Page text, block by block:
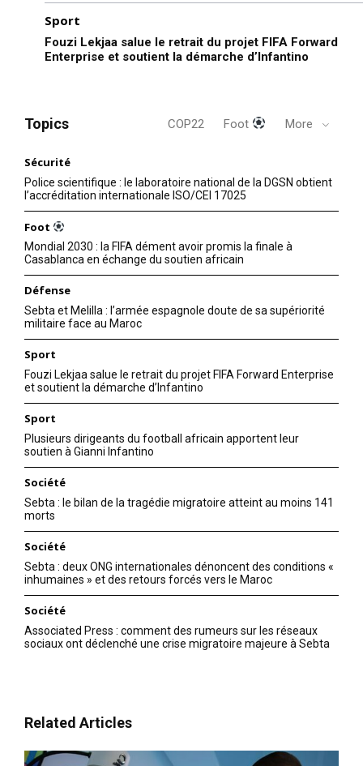
Sport
Fouzi Lekjaa salue le retrait du projet FIFA Forward
Enterprise et soutient la démarche d’Infantino
Topics COP22 Foot More
Sécurité
Police scientifique : le laboratoire national de la DGSN obtient
l’accréditation internationale ISO/CEI 17025
Foot
Mondial 2030 : la FIFA dément avoir promis la finale à
Casablanca en échange du soutien africain
Défense
Sebta et Melilla : l’armée espagnole doute de sa supériorité
militaire face au Maroc
Sport
Fouzi Lekjaa salue le retrait du projet FIFA Forward Enterprise
et soutient la démarche d’Infantino
Sport
Plusieurs dirigeants du football africain apportent leur
soutien à Gianni Infantino
Société
Sebta : le bilan de la tragédie migratoire atteint au moins 141
morts
Société
Sebta : deux ONG internationales dénoncent des conditions «
inhumaines » et des retours forcés vers le Maroc
Société
Associated Press : comment des rumeurs sur les réseaux
sociaux ont déclenché une crise migratoire majeure à Sebta
Related Articles